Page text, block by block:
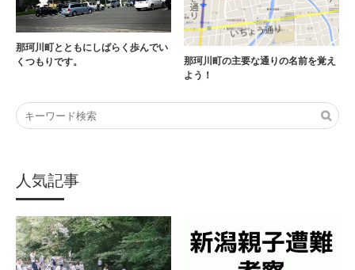
那珂川町とともにしばらく歩んでい
くつもりです。
那珂川町の主要な通りの名前を覚え
よう！
人気記事